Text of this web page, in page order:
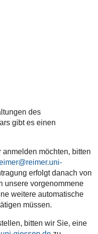
des
gibt es einen
möchten, bitten
erfolgt danach von
unsere vorgenommene
weitere automatische
müssen.
bitten wir Sie, eine